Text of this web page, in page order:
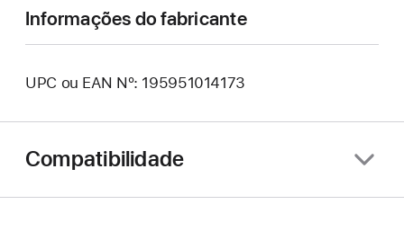
Informações do fabricante
UPC ou EAN Nº: 195951014173
Compatibilidade